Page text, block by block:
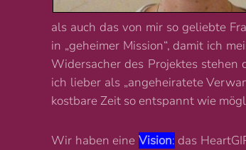
als auch das von mir so geliebte
in „geheimer Mission“, damit ich
Widersacher des Projektes
ich lieber als „angeheiratete
kostbare Zeit so entspannt wie
Wir haben eine Vision: das